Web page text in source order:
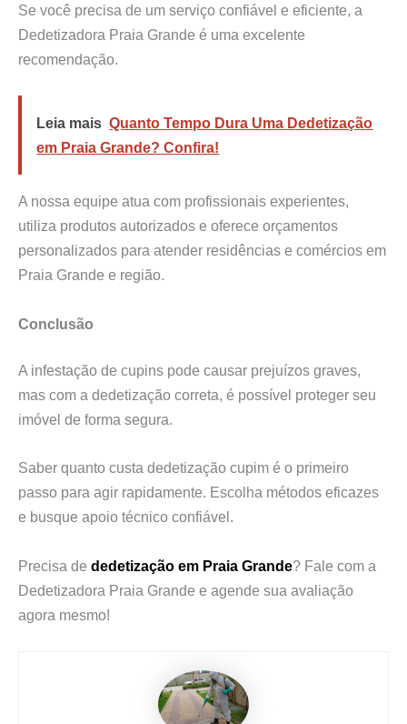
Se você precisa de um serviço confiável e eficiente, a
Dedetizadora Praia Grande é uma excelente
recomendação.
Leia mais Quanto Tempo Dura Uma Dedetização
em Praia Grande? Confira!
A nossa equipe atua com profissionais experientes,
utiliza produtos autorizados e oferece orçamentos
personalizados para atender residências e comércios em
Praia Grande e região.
Conclusão
A infestação de cupins pode causar prejuízos graves,
mas com a dedetização correta, é possível proteger seu
imóvel de forma segura.
Saber quanto custa dedetização cupim é o primeiro
passo para agir rapidamente. Escolha métodos eficazes
e busque apoio técnico confiável.
Precisa de dedetização em Praia Grande? Fale com a
Dedetizadora Praia Grande e agende sua avaliação
agora mesmo!